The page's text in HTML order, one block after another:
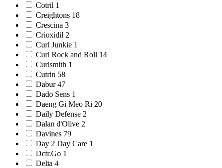
Cotril 1
Creightons 18
Crescina 3
Crioxidil 2
Curl Junkie 1
Curl Rock and Roll 14
Curlsmith 1
Cutrin 58
Dabur 47
Dado Sens 1
Daeng Gi Meo Ri 20
Daily Defense 2
Dalan d'Olive 2
Davines 79
Day 2 Day Care 1
Dctr.Go 1
Delia 4